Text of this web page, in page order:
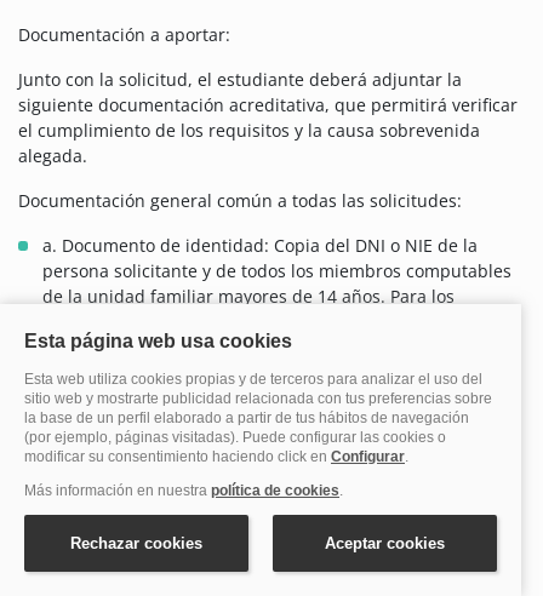
Documentación a aportar:
Junto con la solicitud, el estudiante deberá adjuntar la
siguiente documentación acreditativa, que permitirá verificar
el cumplimiento de los requisitos y la causa sobrevenida
alegada.
Documentación general común a todas las solicitudes:
a. Documento de identidad: Copia del DNI o NIE de la
persona solicitante y de todos los miembros computables
de la unidad familiar mayores de 14 años. Para los
Si la persona solicitante es extranjera y no dispone de los
documentos citados, deberá aportar documentación que
acredite su identidad y situación legal en España.
b. Vida laboral actualizada: Informe de vida laboral
completa expedido por la Tesorería General de la
Seguridad Social, actualizado a la fecha de presentación,
de todos los miembros computables de la familia mayores
de 16 años.
c. Ingresos familiares antes y después del hecho causante: